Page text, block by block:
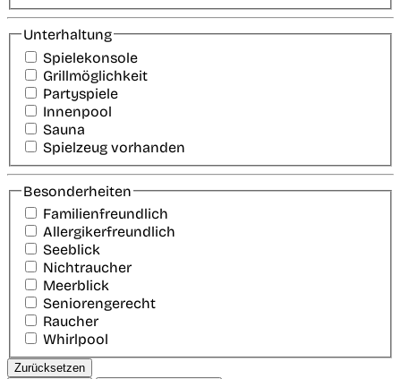
Unterhaltung
Spielekonsole
Grillmöglichkeit
Partyspiele
Innenpool
Sauna
Spielzeug vorhanden
Besonderheiten
Familienfreundlich
Allergikerfreundlich
Seeblick
Nichtraucher
Meerblick
Seniorengerecht
Raucher
Whirlpool
Zurücksetzen